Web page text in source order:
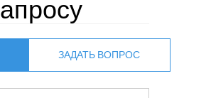
ЗАДАТЬ ВОПРОС